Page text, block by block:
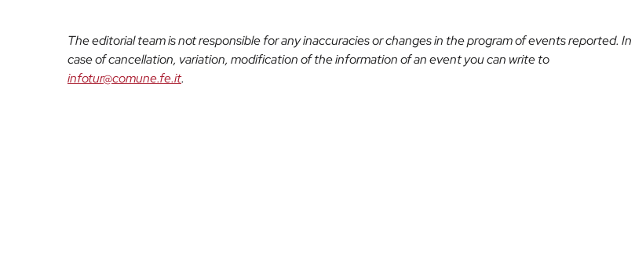
The editorial team is not responsible for any inaccuracies or changes in the program of events reported. In
case of cancellation, variation, modification of the information of an event you can write to
infotur@comune.fe.it.